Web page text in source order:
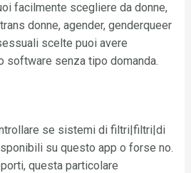
facilmente scegliere da donne,
donne, agender, genderqueer
scelte puoi avere
software senza tipo domanda.
se sistemi di filtri|filtri|di
su questo app o forse no.
questa particolare